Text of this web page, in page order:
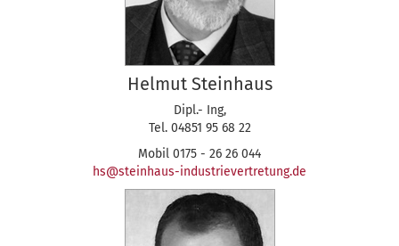
Helmut Steinhaus
Dipl.- Ing,
Tel. 04851 95 68 22
Mobil 0175 - 26 26 044
hs@steinhaus-industrievertretung.de